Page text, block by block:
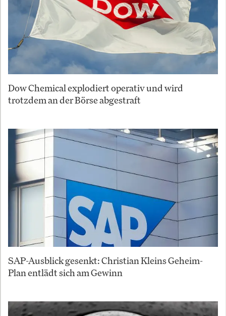
Dow Chemical explodiert operativ und wird
trotzdem an der Börse abgestraft
SAP-Ausblick gesenkt: Christian Kleins Geheim-
Plan entlädt sich am Gewinn